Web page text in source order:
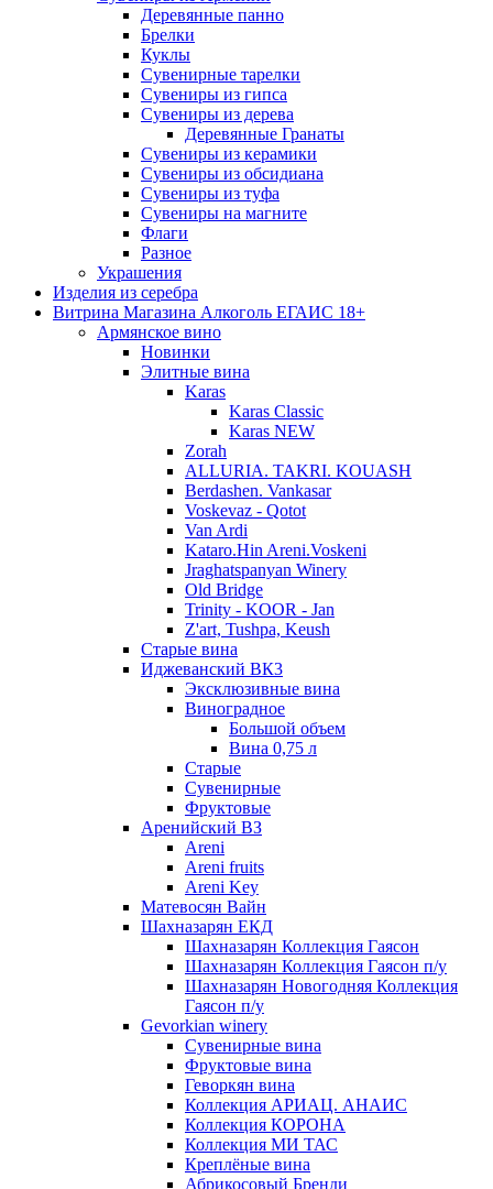
Деревянные панно
Брелки
Куклы
Сувенирные тарелки
Сувениры из гипса
Сувениры из дерева
Деревянные Гранаты
Сувениры из керамики
Сувениры из обсидиана
Сувениры из туфа
Сувениры на магните
Флаги
Разное
Украшения
Изделия из серебра
Витрина Магазина Алкоголь ЕГАИС 18+
Армянское вино
Новинки
Элитные вина
Karas
Karas Classic
Karas NEW
Zorah
ALLURIA. TAKRI. KOUASH
Berdashen. Vankasar
Voskevaz - Qotot
Van Ardi
Kataro.Hin Areni.Voskeni
Jraghatspanyan Winery
Old Bridge
Trinity - KOOR - Jan
Z'art, Tushpa, Keush
Старые вина
Иджеванский ВК3
Эксклюзивные вина
Виноградное
Большой объем
Вина 0,75 л
Старые
Сувенирные
Фруктовые
Аренийский ВЗ
Areni
Areni fruits
Areni Key
Матевосян Вайн
Шахназарян ЕКД
Шахназарян Коллекция Гаясон
Шахназарян Коллекция Гаясон п/у
Шахназарян Новогодняя Коллекция
Гаясон п/у
Gevorkian winery
Сувенирные вина
Фруктовые вина
Геворкян вина
Коллекция АРИАЦ. АНАИС
Коллекция КОРОНА
Коллекция МИ ТАС
Креплёные вина
Абрикосовый Бренди